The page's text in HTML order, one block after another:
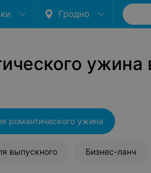
Гродно
ужина
романтического ужина
выпускного Бизнес-ланч